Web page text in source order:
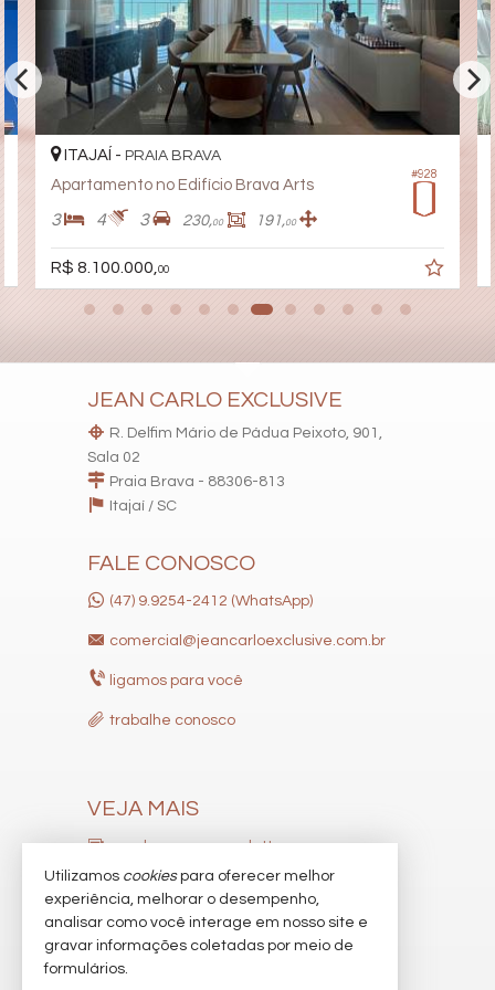
Sala de Jogos
Salão de Festas
Piscina
Spa
Espaço Gourmet
Espaço Fitness
Portaria 24h
Portão Eletrônico
Brinquedoteca
Pet Care
Piscina Infantil
Gás Central
Elevador
Pet Place
Espaço Zen
Sala de Reunião
Entrada para Banhistas
Box de Praia
Hall Decorado e Mobiliado
Hidromassagem
#928
ITAJAÍ - PRAIA BRAVA
Apartamento no Edifício Brava Arts
3 4 3 230,00 191,00
R$ 8.100.000, 00
JEAN CARLO EXCLUSIVE
R. Delfim Mário de Pádua Peixoto, 901,
Sala 02
Praia Brava - 88306-813
Itajaí / SC
FALE CONOSCO
(47) 9.9254-2412 (WhatsApp)
comercial@jeancarloexclusive.com.br
ligamos para você
trabalhe conosco
VEJA MAIS
receba nosso newsletter
indicadores financeiros
cadastre seu imóvel
imóveis favoritos
Utilizamos cookiespara oferecer melhor
experiência, melhorar o desempenho,
analisar como você interage em nosso site e
gravar informações coletadas por meio de
formulários.